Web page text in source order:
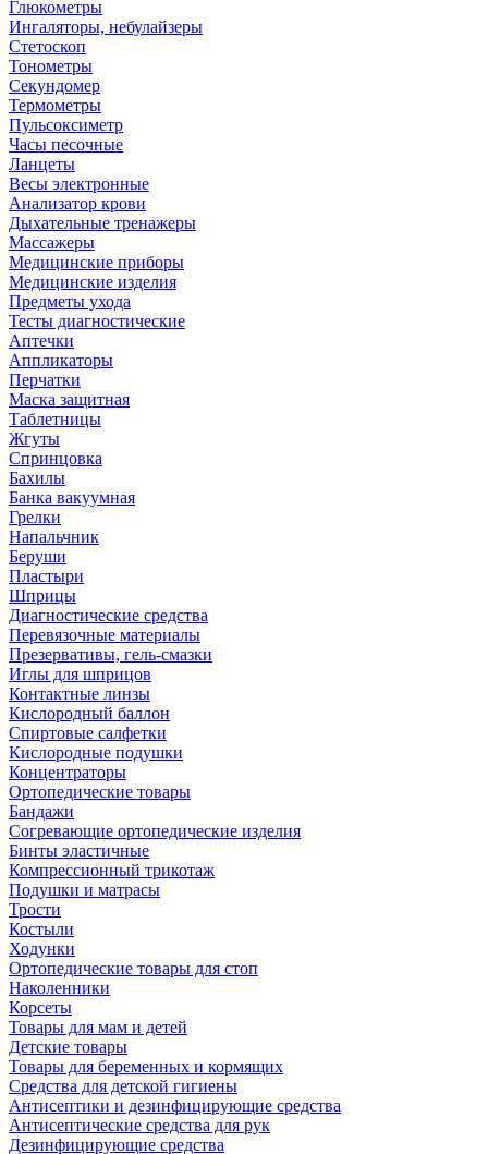
Глюкометры
Ингаляторы, небулайзеры
Стетоскоп
Тонометры
Секундомер
Термометры
Пульсоксиметр
Часы песочные
Ланцеты
Весы электронные
Анализатор крови
Дыхательные тренажеры
Массажеры
Медицинские приборы
Медицинские изделия
Предметы ухода
Тесты диагностические
Аптечки
Аппликаторы
Перчатки
Маска защитная
Таблетницы
Жгуты
Спринцовка
Бахилы
Банка вакуумная
Грелки
Напальчник
Беруши
Пластыри
Шприцы
Диагностические средства
Перевязочные материалы
Презервативы, гель-смазки
Иглы для шприцов
Контактные линзы
Кислородный баллон
Спиртовые салфетки
Кислородные подушки
Концентраторы
Ортопедические товары
Бандажи
Согревающие ортопедические изделия
Бинты эластичные
Компрессионный трикотаж
Подушки и матрасы
Трости
Костыли
Ходунки
Ортопедические товары для стоп
Наколенники
Корсеты
Товары для мам и детей
Детские товары
Товары для беременных и кормящих
Средства для детской гигиены
Антисептики и дезинфицирующие средства
Антисептические средства для рук
Дезинфицирующие средства